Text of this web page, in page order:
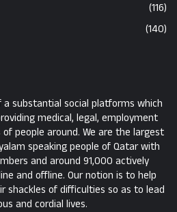
(116)
(140)
a substantial social platforms which
medical, legal, employment
people around. We are the largest
speaking people of Qatar with
and around 91,000 actively
and offline. Our notion is to help
shackles of difficulties so as to lead
and cordial lives.